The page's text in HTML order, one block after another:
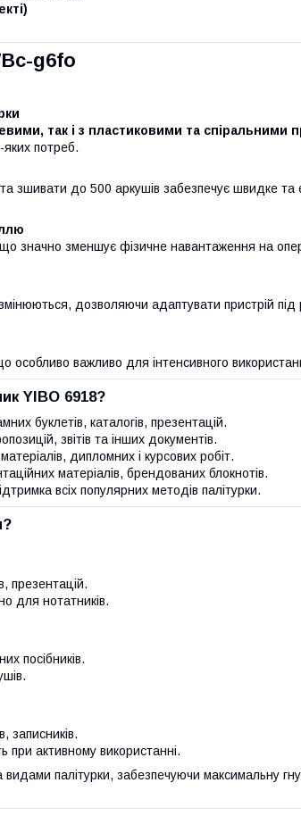
g6fo
так і з пластиковими та спіральними
потреб.
зшивати до 500 аркушів забезпечує швидке та
значно зменшує фізичне навантаження на
дозволяючи адаптувати пристрій під
особливо важливо для інтенсивного
YIBO 6918?
буклетів, каталогів, презентацій.
звітів та інших документів.
дипломних і курсових робіт.
матеріалів, брендованих блокнотів.
всіх популярних методів палітурки.
презентацій.
для нотатників.
посібників.
записників.
при активному використанні.
палітурки, забезпечуючи максимальну